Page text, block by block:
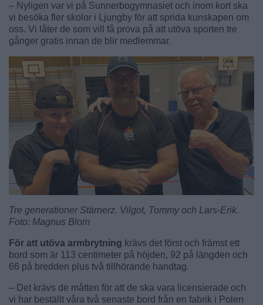
– Nyligen var vi på Sunnerbogymnasiet och inom kort ska
vi besöka fler skolor i Ljungby för att sprida kunskapen om
oss. Vi låter de som vill få prova på att utöva sporten tre
gånger gratis innan de blir medlemmar.
Tre generationer Stärnerz. Vilgot, Tommy och Lars-Erik.
Foto: Magnus Blom
För att utöva armbrytning krävs det först och främst ett
bord som är 113 centimeter på höjden, 92 på längden och
66 på bredden plus två tillhörande handtag.
– Det krävs de måtten för att de ska vara licensierade och
vi har beställt våra två senaste bord från en fabrik i Polen